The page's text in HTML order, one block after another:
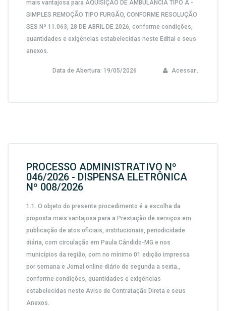
mais vantajosa para AQUISIÇÃO DE AMBULÂNCIA TIPO A -
SIMPLES REMOÇÃO TIPO FURGÃO, CONFORME RESOLUÇÃO
SES Nº 11.063, 28 DE ABRIL DE 2026, conforme condições,
quantidades e exigências estabelecidas neste Edital e seus
anexos.
Data de Abertura: 19/05/2026 Acessar...
PROCESSO ADMINISTRATIVO Nº
046/2026 - DISPENSA ELETRÔNICA
Nº 008/2026
1.1. O objeto do presente procedimento é a escolha da
proposta mais vantajosa para a Prestação de serviços em
publicação de atos oficiais, institucionais, periodicidade
diária, com circulação em Paula Cândido-MG e nos
municípios da região, com no mínimo 01 edição impressa
por semana e Jornal online diário de segunda a sexta.,
conforme condições, quantidades e exigências
estabelecidas neste Aviso de Contratação Direta e seus
Anexos.